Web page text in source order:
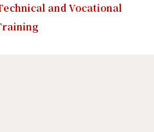
and Vocational